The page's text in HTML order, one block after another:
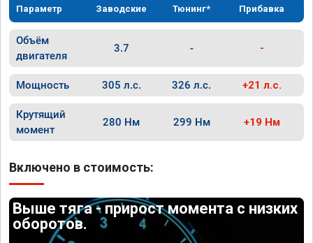
Параметр Заводские Тюнинг* Прибавка
Объём
двигателя
3.7 - -
Мощность 305 л.с. 326 л.с. +21 л.с.
Крутящий
момент
280 Нм 299 Нм +19 Нм
Включено в стоимость:
Выше тяга - прирост момента с низких
оборотов.